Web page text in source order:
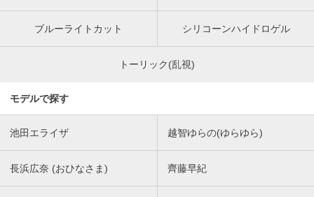
ブルーライトカット シリコーンハイドロゲル
トーリック(乱視)
モデルで探す
池田エライザ 越智ゆらの(ゆらゆら)
長浜広奈 (おひなさま) 齊藤早紀